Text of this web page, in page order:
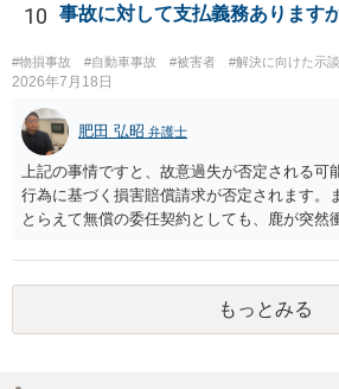
10 事故に対して支払義務あります
#物損事故 #自動車事故 #被害者 #解決に向けた示談
2026年7月18日
肥田 弘昭 弁護士
上記の事情ですと、故意過失が否定される可
行為に基づく損害賠償請求が否定されます。
とらえて無償の委任契約としても、鹿が突然
償請求も成立しない可能性があります。以上
定される可能性が高いです。ご参考にしてく
もっとみる